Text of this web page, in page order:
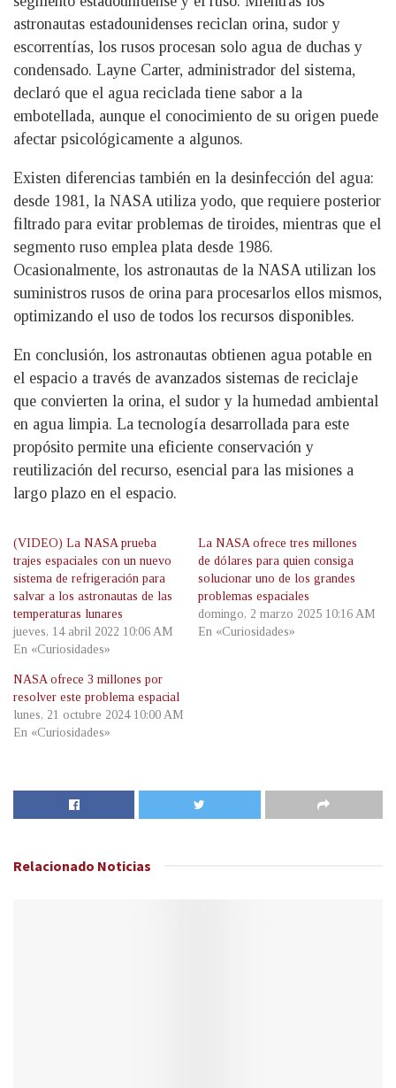
astronautas estadounidenses reciclan orina, sudor y
escorrentías, los rusos procesan solo agua de duchas y
condensado. Layne Carter, administrador del sistema,
declaró que el agua reciclada tiene sabor a la
embotellada, aunque el conocimiento de su origen puede
afectar psicológicamente a algunos.
Existen diferencias también en la desinfección del agua:
desde 1981, la NASA utiliza yodo, que requiere posterior
filtrado para evitar problemas de tiroides, mientras que el
segmento ruso emplea plata desde 1986.
Ocasionalmente, los astronautas de la NASA utilizan los
suministros rusos de orina para procesarlos ellos mismos,
optimizando el uso de todos los recursos disponibles.
En conclusión, los astronautas obtienen agua potable en
el espacio a través de avanzados sistemas de reciclaje
que convierten la orina, el sudor y la humedad ambiental
en agua limpia. La tecnología desarrollada para este
propósito permite una eficiente conservación y
reutilización del recurso, esencial para las misiones a
largo plazo en el espacio.
(VIDEO) La NASA prueba
trajes espaciales con un nuevo
sistema de refrigeración para
salvar a los astronautas de las
temperaturas lunares
jueves, 14 abril 2022 10:06 AM
En «Curiosidades»
La NASA ofrece tres millones
de dólares para quien consiga
solucionar uno de los grandes
problemas espaciales
domingo, 2 marzo 2025 10:16 AM
En «Curiosidades»
NASA ofrece 3 millones por
resolver este problema espacial
lunes, 21 octubre 2024 10:00 AM
En «Curiosidades»
Relacionado Noticias